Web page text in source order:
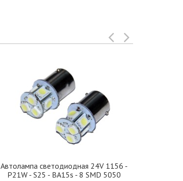
Автолампа cветодиодная 24V 1156 -
P21W - S25 - BA15s - 8 SMD 5050